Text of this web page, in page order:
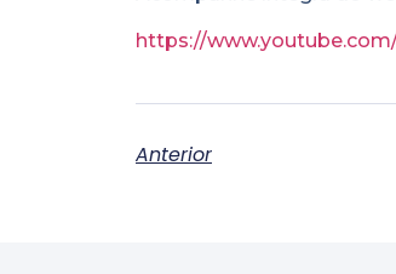
https://
Anterior